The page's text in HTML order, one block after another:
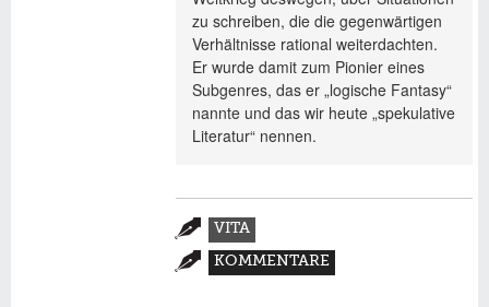
zu schreiben, die die gegenwärtigen
Verhältnisse rational weiterdachten.
Er wurde damit zum Pionier eines
Subgenres, das er „logische Fantasy“
nannte und das wir heute „spekulative
Literatur“ nennen.
Zusatzmaterial
VITA
(AKTIVER
REITER)
KOMMENTARE